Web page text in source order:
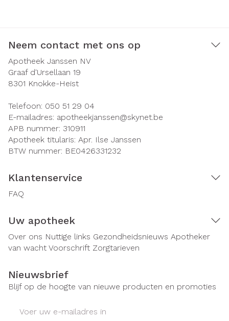
Neem contact met ons op
Apotheek Janssen NV
Graaf d'Ursellaan 19
8301 Knokke-Heist
Telefoon: 050 51 29 04
E-mailadres: apotheekjanssen@skynet.be
APB nummer: 310911
Apotheek titularis: Apr. Ilse Janssen
BTW nummer: BE0426331232
Klantenservice
FAQ
Uw apotheek
Over ons Nuttige links Gezondheidsnieuws Apotheker
van wacht Voorschrift Zorgtarieven
Nieuwsbrief
Blijf op de hoogte van nieuwe producten en promoties